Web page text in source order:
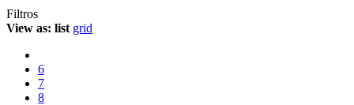
Filtros
View as: list grid
6
7
8